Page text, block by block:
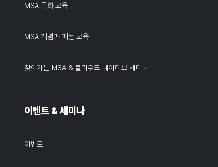
MSA 특화 교육
MSA 개념과 패턴 교육
찾아가는 MSA & 클라우드 네이티브 세미나
이벤트 & 세미나
이벤트